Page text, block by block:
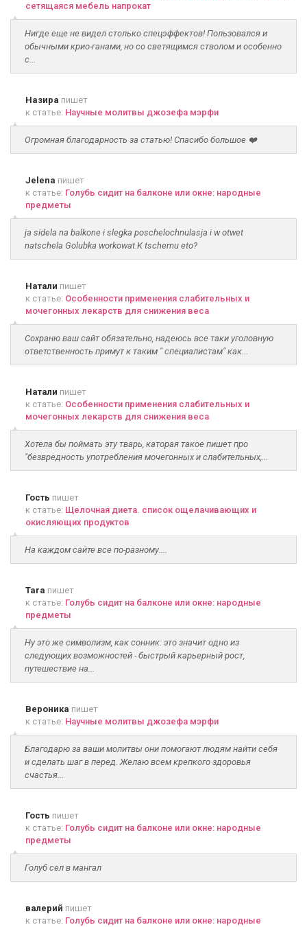
сетящаяся мебель напрокат
Нигде еще не видел столько спецэффектов! Пользовался и
обычными крио-ганами, но со светящимся стволом и особенно
с...
Назира пишет
к статье: Научные молитвы джозефа мэрфи
Огромная благодарность за статью! Спасибо большое ❤️
Jelena пишет
к статье: Голубь сидит на балконе или окне: народные
предметы
ja sidela na balkone i slegka poschelochnulasja i w otwet
natschela Golubka workowat.K tschemu eto?
Натали пишет
к статье: Особенности применения слабительных и
мочегонных лекарств для снижения веса
Сохраню ваш сайт обязательно, надеюсь все таки уголовную
ответственность примут к таким " специалистам" как...
Натали пишет
к статье: Особенности применения слабительных и
мочегонных лекарств для снижения веса
Хотела бы поймать эту тварь, каторая такое пишет про
"безвредность употребления мочегонных и слабительных,...
Гость пишет
к статье: Щелочная диета. список ощелачивающих и
окисляющих продуктов
На каждом сайте все по-разному....
Tara пишет
к статье: Голубь сидит на балконе или окне: народные
предметы
Ну это же символизм, как сонник: это значит одно из
следующих возможностей - быстрый карьерный рост,
путешествие на...
Вероника пишет
к статье: Научные молитвы джозефа мэрфи
Благодарю за ваши молитвы они помогают людям найти себя
и сделать шаг в перед. Желаю всем крепкого здоровья
счастья...
Гость пишет
к статье: Голубь сидит на балконе или окне: народные
предметы
Голуб сел в мангал
валерий пишет
к статье: Голубь сидит на балконе или окне: народные